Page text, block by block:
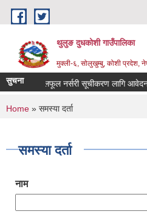
Skip to main content
थुलुङ दुधकोशी गाउँपालिका
मुक्ली-६, सोलुखुम्बु, कोशी प्रदेश,
सुचनानिजि फलफूल नर्सरी सूचीकरण लागि आवेदन
You are here
Home » समस्या दर्ता
समस्या दर्ता
नाम